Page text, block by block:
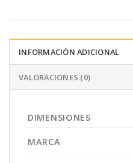
INFORMACIÓN ADICIONAL
VALORACIONES (0)
DIMENSIONES
MARCA